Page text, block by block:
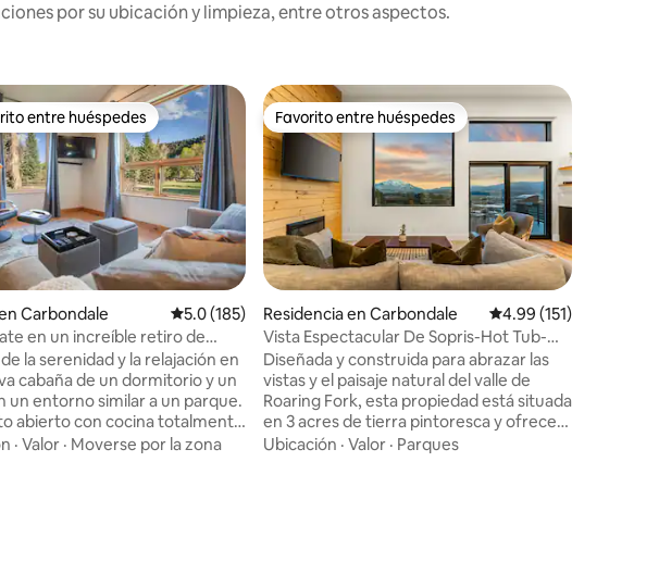
por su ubicación y limpieza, entre otros aspectos.
5.0 de 5; 103 evaluaciones
en Favorito entre huéspedes
entre huéspedes
Carbondale Calificación promedio: 5.0 de 5; 185 evaluaciones
5.0 (185)
en un increíble retiro de
la serenidad y la relajación en
cabaña de un dormitorio y un
un entorno similar a un parque.
abierto con cocina totalmente
cama tamaño king, ducha a ras
· Valor · Moverse por la zona
Favorito entre huéspedes
Favorito entre huéspedes
Residencia en Carbondale Calificación promedio:
4.99 (151)
Vista Espectacular De Sopris-Hot Tub-
Near Aspen
Diseñada y construida para abrazar las
vistas y el paisaje natural del valle de
Roaring Fork, esta propiedad está situada
en 3 acres de tierra pintoresca y ofrece
impresionantes vistas del monte Sopris.
Ubicación · Valor · Parques